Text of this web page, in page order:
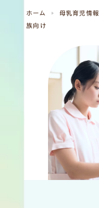
ホーム 母乳育児情報
族向け